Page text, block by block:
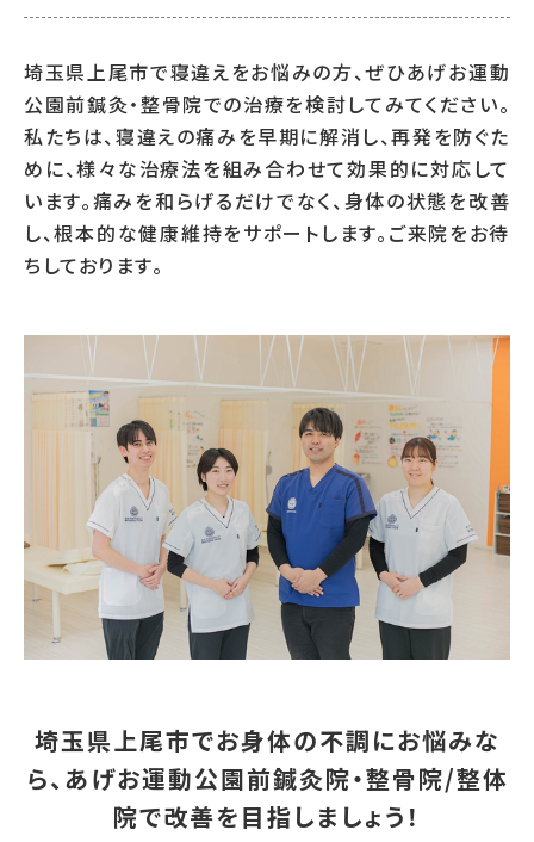
埼玉県上尾市で寝違えをお悩みの方、ぜひあげお運動
公園前鍼灸・整骨院での治療を検討してみてください。
私たちは、寝違えの痛みを早期に解消し、再発を防ぐた
めに、様々な治療法を組み合わせて効果的に対応して
います。痛みを和らげるだけでなく、身体の状態を改善
し、根本的な健康維持をサポートします。ご来院をお待
ちしております。
埼玉県上尾市でお身体の不調にお悩みな
ら、あげお運動公園前鍼灸院・整骨院/整体
院で改善を目指しましょう！